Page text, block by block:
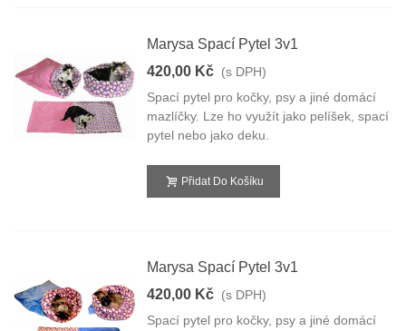
Marysa Spací Pytel 3v1
420,00 Kč (s DPH)
Spací pytel pro kočky, psy a jiné domácí
mazlíčky. Lze ho využít jako pelíšek, spací
pytel nebo jako deku.
Přidat Do Košíku
Marysa Spací Pytel 3v1
420,00 Kč (s DPH)
Spací pytel pro kočky, psy a jiné domácí